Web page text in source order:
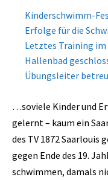
Antara Age
Aqua-Jogging
Indian Balance
Orthopädie –
Rückenschule
Kinderschwimm-
Erfolge für die
Letztes Training
Hallenbad
Übungsleiter
…soviele Kinder und
gelernt – kaum ein
des TV 1872 Saarlouis
gegen Ende des 19.
schwimmen, damals